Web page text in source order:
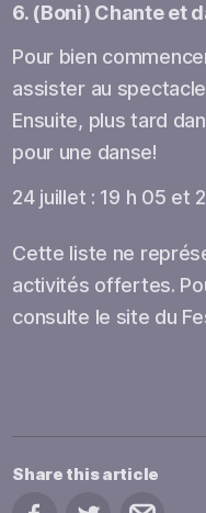
6. (Boni) Chante et
Pour bien
assister au spectacle
Ensuite, plus tard
pour une danse!
24 juillet : 19 h 05 et
Cette liste ne
activités offertes.
consulte le site du
Share this article
Share on Facebook
Share on Twitter
Share by